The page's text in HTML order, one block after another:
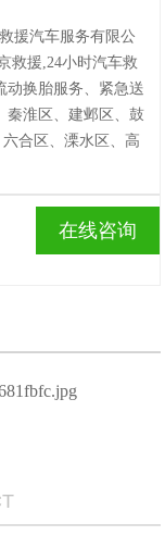
援汽车服务有限公
救援,24小时汽车救
动换胎服务、紧急送
秦淮区、建邺区、鼓
合区、溧水区、高
在线咨询